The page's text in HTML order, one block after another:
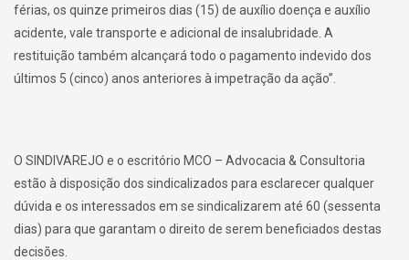
férias, os quinze primeiros dias (15) de auxílio doença e auxílio
acidente, vale transporte e adicional de insalubridade. A
restituição também alcançará todo o pagamento indevido dos
últimos 5 (cinco) anos anteriores à impetração da ação”.
O SINDIVAREJO e o escritório MCO – Advocacia & Consultoria
estão à disposição dos sindicalizados para esclarecer qualquer
dúvida e os interessados em se sindicalizarem até 60 (sessenta
dias) para que garantam o direito de serem beneficiados destas
decisões.